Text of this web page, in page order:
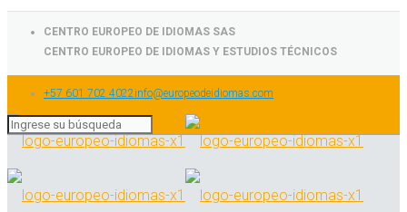
CENTRO EUROPEO DE IDIOMAS SAS
CENTRO EUROPEO DE IDIOMAS Y ESTUDIOS TÉCNICOS
+57 601 702 4022info@europeodeidiomas.com